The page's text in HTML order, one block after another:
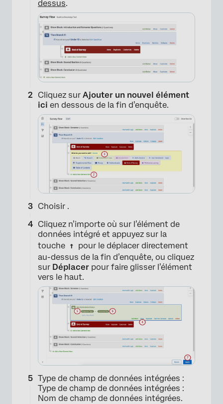
dessus.
Cliquez sur Ajouter un nouvel élément
ici en dessous de la fin d’enquête.
Choisir .
Cliquez n’importe où sur l’élément de
données intégré et appuyez sur la
touche ↑ pour le déplacer directement
au-dessus de la fin d’enquête, ou cliquez
sur Déplacer pour faire glisser l’élément
vers le haut.
Type de champ de données intégrées :
Type de champ de données intégrées :
Nom de champ de données intégrées.